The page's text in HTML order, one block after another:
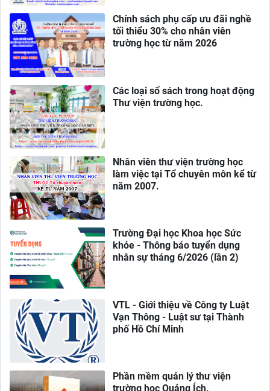
Chính sách phụ cấp ưu đãi nghề
tối thiểu 30% cho nhân viên
trường học từ năm 2026
Các loại sổ sách trong hoạt động
Thư viện trường học.
Nhân viên thư viện trường học
làm việc tại Tổ chuyên môn kể từ
năm 2007.
Trường Đại học Khoa học Sức
khỏe - Thông báo tuyển dụng
nhân sự tháng 6/2026 (lần 2)
VTL - Giới thiệu về Công ty Luật
Vạn Thông - Luật sư tại Thành
phố Hồ Chí Minh
Phần mềm quản lý thư viện
trường học Quảng Ích.